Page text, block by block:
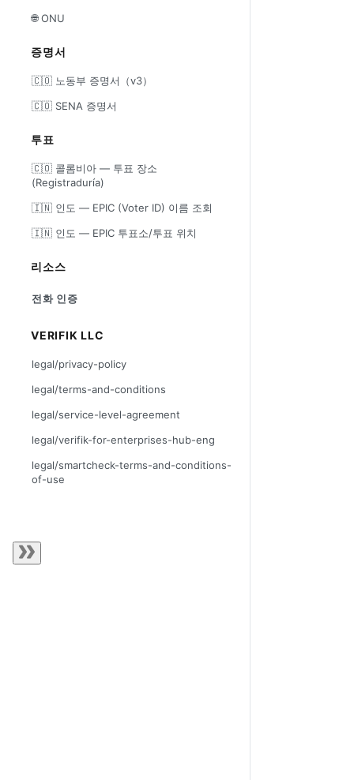
🌐 ONU
증명서
🇨🇴 노동부 증명서（v3）
🇨🇴 SENA 증명서
투표
🇨🇴 콜롬비아 — 투표 장소
(Registraduría)
🇮🇳 인도 — EPIC (Voter ID) 이름 조회
🇮🇳 인도 — EPIC 투표소/투표 위치
리소스
전화 인증
VERIFIK LLC
legal/privacy-policy
legal/terms-and-conditions
legal/service-level-agreement
legal/verifik-for-enterprises-hub-eng
legal/smartcheck-terms-and-conditions-
of-use